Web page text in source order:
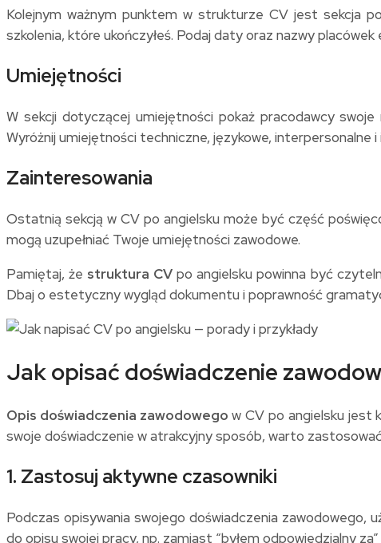
Kolejnym ważnym punktem w strukturze CV jest sekcja
szkolenia, które ukończyłeś. Podaj daty oraz nazwy
Umiejętności
W sekcji dotyczącej umiejętności pokaż pracodawcy
Wyróżnij umiejętności techniczne, językowe,
Zainteresowania
Ostatnią sekcją w CV po angielsku może być część
mogą uzupełniać Twoje umiejętności zawodowe.
Pamiętaj, że struktura CVpo angielsku powinna być
Dbaj o estetyczny wygląd dokumentu i poprawność
Jak opisać doświadczenie
Opis doświadczenia zawodowego w CV po angielsku jest
swoje doświadczenie w atrakcyjny sposób, warto
1. Zastosuj aktywne czasowniki
Podczas opisywania swojego doświadczenia zawodowego,
do opisu swojej pracy, np. zamiast “byłem odpowiedzialny za”